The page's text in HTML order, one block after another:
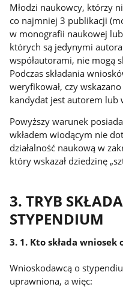
Młodzi naukowcy, którzy
co najmniej 3 publikacji
w monografii naukowej
których są jedynymi
współautorami, nie mogą
Podczas składania
weryfikował, czy
kandydat jest autorem lub
Powyższy warunek
wkładem wiodącym nie
działalność naukową w
który wskazał dziedzinę
3. TRYB
STYPENDIUM
3. 1. Kto składa
Wnioskodawcą o
uprawniona, a więc: